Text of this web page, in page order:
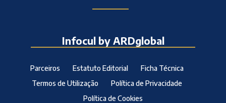
Infocul by ARDglobal
Parceiros Estatuto Editorial
Ficha Técnica
Termos de Utilização
Política de Privacidade
Política de Cookies